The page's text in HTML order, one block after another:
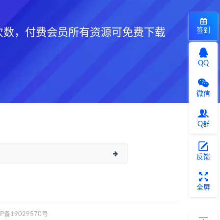
，付费会员所有资源可免费下载
备19029570号
签到
QQ
微信
Q群
反馈
全屏